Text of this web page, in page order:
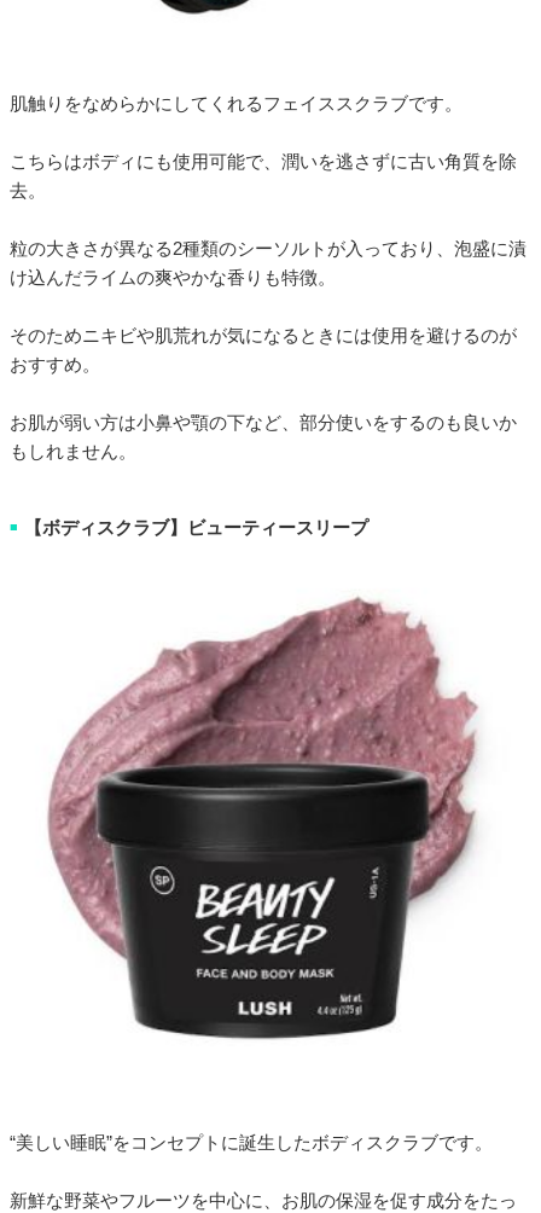
肌触りをなめらかにしてくれるフェイススクラブです。
こちらはボディにも使用可能で、潤いを逃さずに古い角質を除
去。
粒の大きさが異なる2種類のシーソルトが入っており、泡盛に漬
け込んだライムの爽やかな香りも特徴。
そのためニキビや肌荒れが気になるときには使用を避けるのが
おすすめ。
お肌が弱い方は小鼻や顎の下など、部分使いをするのも良いか
もしれません。
■ 【ボディスクラブ】ビューティースリープ
“美しい睡眠”をコンセプトに誕生したボディスクラブです。
新鮮な野菜やフルーツを中心に、お肌の保湿を促す成分をたっ